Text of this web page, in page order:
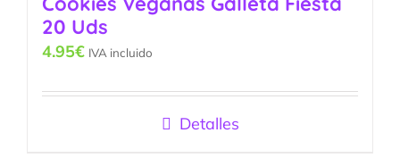
20 Uds
4.95€ IVA incluido
Detalles